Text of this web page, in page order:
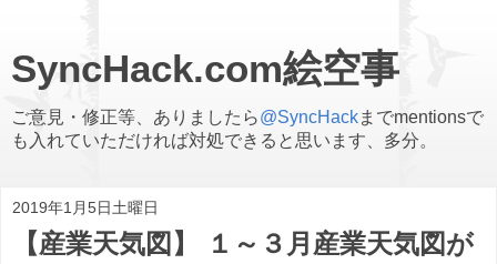
SyncHack.com絵空事
ご意見・修正等、ありましたら@SyncHackまでmentionsで
も入れていただければ対処できると思います、多分。
2019年1月5日土曜日
【産業天気図】 １～３月産業天気図が